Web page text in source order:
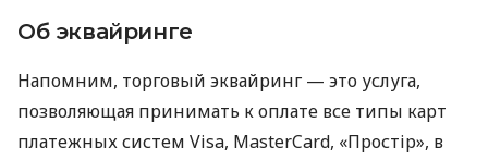
Об эквайринге
Напомним, торговый эквайринг — это услуга,
позволяющая принимать к оплате все типы карт
платежных систем Visa, MasterCard, «Простір», в